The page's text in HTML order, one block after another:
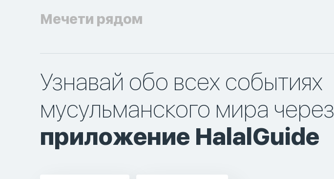
Мечети рядом
Узнавай обо всех событиях
мусульманского мира через
приложение HalalGuide